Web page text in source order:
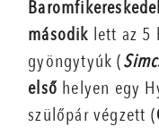
második lett az 5
gyöngytyúk (
első helyen egy
szülőpár végzett (